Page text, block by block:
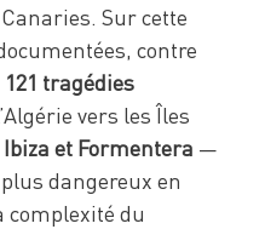
Sur cette
contre
121 tragédies
vers les Îles
Ibiza et Formentera —
dangereux en
complexité du